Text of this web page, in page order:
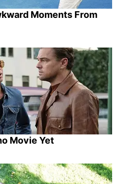
Moments From
Movie Yet